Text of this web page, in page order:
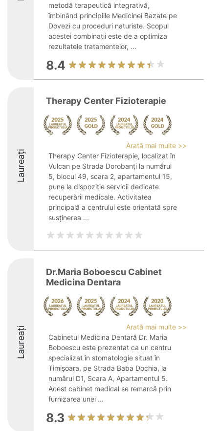
metodă terapeutică integrativă,
îmbinând principiile Medicinei Bazate pe
Dovezi cu proceduri naturiste. Scopul
acestei combinații este de a optimiza
rezultatele tratamentelor, ...
8.4
Laureați
Therapy Center Fizioterapie
Arată mai multe >>
Therapy Center Fizioterapie, localizat în
Vulcan pe Strada Dorobanți la numărul
5, blocul 49, scara 2, apartamentul 15,
pune la dispoziție servicii dedicate
recuperării medicale. Activitatea
principală a centrului este orientată spre
susținerea ...
Laureați
Dr.Maria Boboescu Cabinet
Medicina Dentara
Arată mai multe >>
Cabinetul Medicina Dentară Dr. Maria
Boboescu este prezentat ca un centru
specializat în stomatologie situat în
Timișoara, pe Strada Baba Dochia, la
numărul D1, Scara A, Apartamentul 5.
Acest cabinet medical se remarcă prin
furnizarea unei ...
8.3